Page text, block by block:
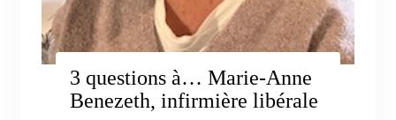
3 questions à… Marie-Anne
Benezeth, infirmière libérale